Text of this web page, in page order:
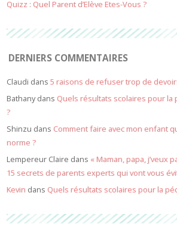
Quizz : Quel Parent d’Elève Etes-Vous ?
DERNIERS COMMENTAIRES
Claudi dans5 raisons de refuser trop de
Bathanydans Quels résultats scolaires pour la
?
Shinzu dans Comment faire avec mon enfant
norme ?
Lempereur Claire dans « Maman, papa, j’veux
15 secrets de parents experts qui vont vous
Kevin dans Quels résultats scolaires pour la